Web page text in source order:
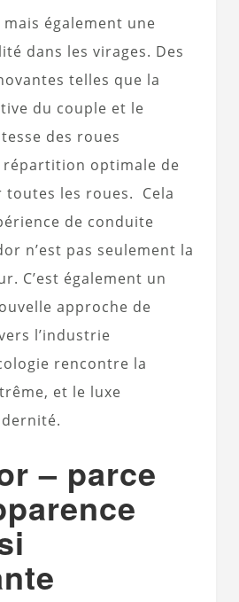
également une
dans les virages. Des
telles que la
du couple et le
des roues
optimale de
toutes les roues. Cela
de conduite
n’est pas seulement la
C’est également un
approche de
l’industrie
rencontre la
et le luxe
– parce